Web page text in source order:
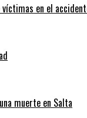
en el
muerte en Salta